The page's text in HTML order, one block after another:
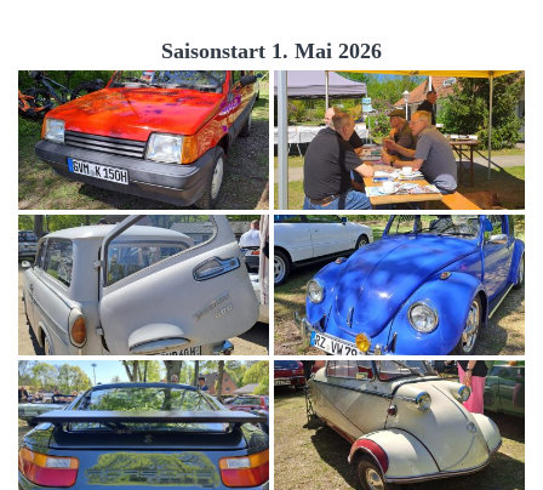
Saisonstart 1. Mai 2026